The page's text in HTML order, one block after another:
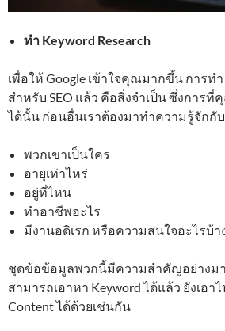
ทำ Keyword Research
เพื่อให้ Google เข้าใจคุณมากขึ้น การทำ
สำหรับ SEO แล้ว คือสิ่งจำเป็น ซึ่งการที่
ได้นั้น ก่อนอื่นเราต้องมาทำความรู้จักกั
พวกเขาเป็นใคร
อายุเท่าไหร่
อยู่ที่ไหน
ทำอาชีพอะไร
มีงานอดิเรก หรือความสนใจอะไรบ้า
ชุดข้อข้อมูลพวกนี้มีความสำคัญอย่างมา
สามารถเอาหา Keyword ได้แล้ว ยังเอ
Content ได้ด้วยเช่นกัน